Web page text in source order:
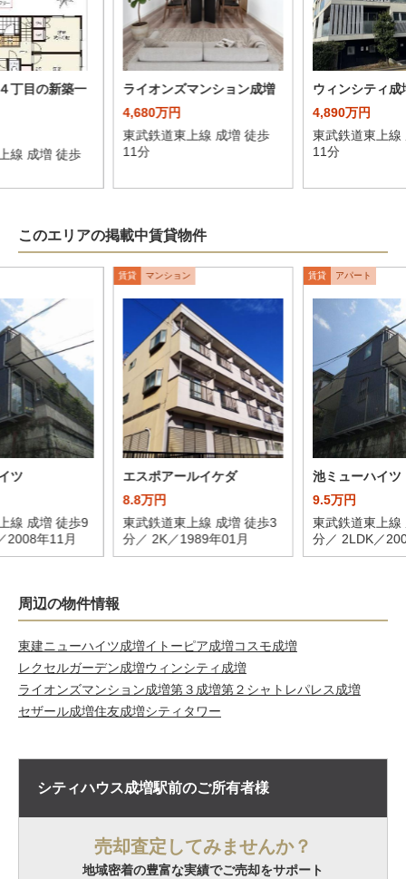
丁目の新築一
線 成増 徒歩
ライオンズマンション成増
4,680万円
東武鉄道東上線 成増 徒歩
11分
ウィンシティ成
4,890万円
東武鉄道東上線
11分
このエリアの掲載中賃貸物件
ツ
線 成増 徒歩9
2008年11月
賃貸 マンション
エスポアールイケダ
8.8万円
東武鉄道東上線 成増 徒歩3
分／ 2K／1989年01月
賃貸 アパート
池ミューハイツ
9.5万円
東武鉄道東上線
分／ 2LDK／
周辺の物件情報
東建ニューハイツ成増イトーピア成増コスモ成増
レクセルガーデン成増ウィンシティ成増
ライオンズマンション成増第３ 成増第２シャトレパレス成増
セザール成増住友成増シティタワー
シティハウス成増駅前のご所有者様
売却査定してみませんか？
地域密着の豊富な実績でご売却をサポート